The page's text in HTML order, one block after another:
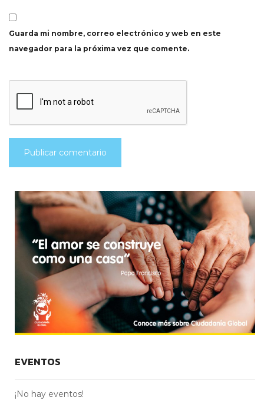
Guarda mi nombre, correo electrónico y web en este
navegador para la próxima vez que comente.
EVENTOS
¡No hay eventos!